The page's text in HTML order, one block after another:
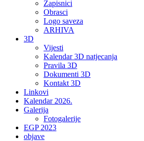
Zapisnici
Obrasci
Logo saveza
ARHIVA
3D
Vijesti
Kalendar 3D natjecanja
Pravila 3D
Dokumenti 3D
Kontakt 3D
Linkovi
Kalendar 2026.
Galerija
Fotogalerije
EGP 2023
objave